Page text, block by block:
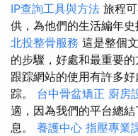
IP查詢工具與方法 旅程
供，為他們的生活編年
北投整骨服務 這是整個
的步驟，好處和最重要
跟踪網站的使用有許多
踪。 台中骨盆矯正 廚房
適，因為我們的平台總
息。 養護中心 指壓專業